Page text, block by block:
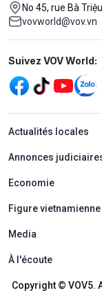
No 45, rue Bà
vovworld@vov.vn
Mạng xã hội
Suivez VOV World:
menu
Actualités locales
Annonces
Economie
Figure vietnamienne
Media
À l'écoute
Copyright © VOV5.